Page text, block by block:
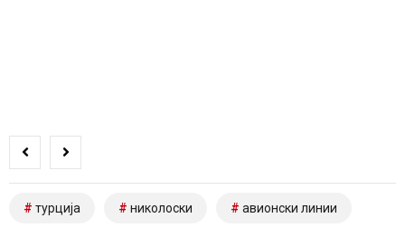
турција николоски авионски линии